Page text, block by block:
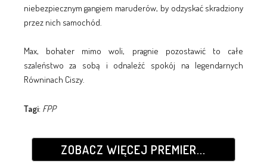
niebezpiecznym gangiem maruderów, by odzyskać skradziony
przez nich samochód.
Max, bohater mimo woli, pragnie pozostawić to całe
szaleństwo za sobą i odnaleźć spokój na legendarnych
Równinach Ciszy.
Tagi: FPP
ZOBACZ WIĘCEJ PREMIER...